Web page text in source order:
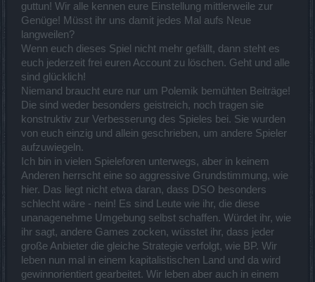
Nun gibt es mal einen winzigen Lichtblick und dann wird man von
dem
*Piep*programm auch noch
*Pieppieppiep*
BP: Ihr versaut einem alles hier!!!!!!!!!!!!!!
guttun! Wir alle kennen eure Einstellung mittlerweile zur
Genüge! Müsst ihr uns damit jedes Mal aufs Neue
langweilen?
Wenn euch dieses Spiel nicht mehr gefällt, dann steht es
euch jederzeit frei euren Account zu löschen. Geht und alle
sind glücklich!
Niemand braucht eure nur um Polemik bemühten Beiträge!
Die sind weder besonders geistreich, noch tragen sie
konstruktiv zur Verbesserung des Spieles bei. Sie wurden
von euch einzig und allein geschrieben, um andere Spieler
aufzuwiegeln.
Ich bin in vielen Spieleforen unterwegs, aber in keinem
Anderen herrscht eine so aggressive Grundstimmung, wie
hier. Das liegt nicht etwa daran, dass DSO besonders
schlecht wäre - nein! Es sind Leute wie ihr, die diese
unanagenehme Umgebung selbst schaffen. Würdet ihr, wie
ihr sagt, andere Games zocken, wüsstet ihr, dass jeder
große Anbieter die gleiche Strategie verfolgt, wie BP. Wir
leben nun mal in einem kapitalistischen Land und da wird
gewinnorientiert gearbeitet. Wir leben aber auch in einem